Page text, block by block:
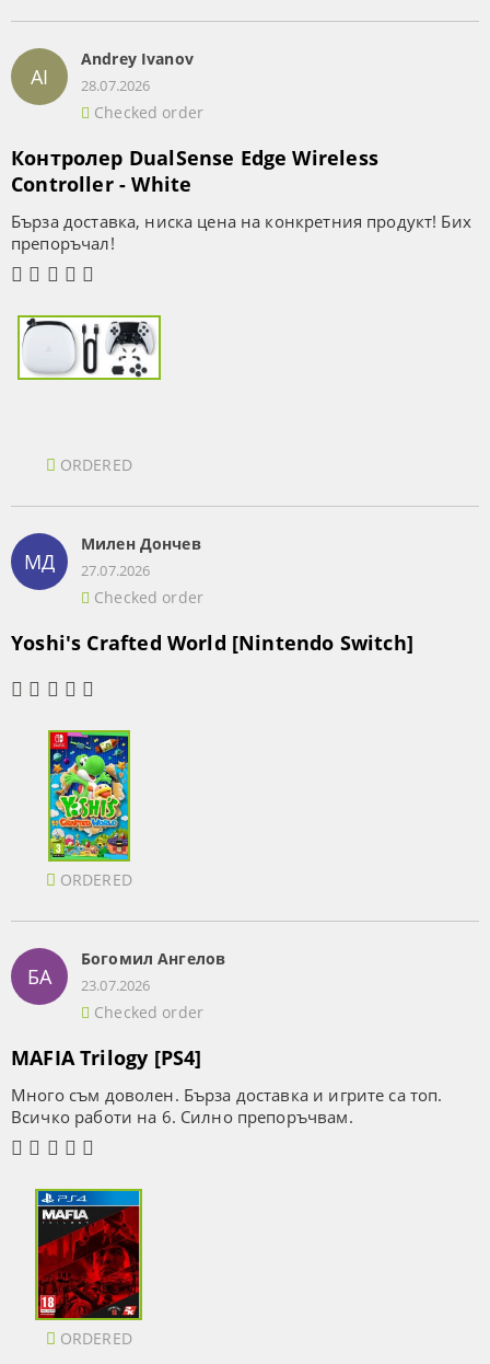
AI
Andrey Ivanov
28.07.2026
Checked order
Контролер DualSense Edge Wireless
Controller - White
Бърза доставка, ниска цена на конкретния продукт! Бих
препоръчал!
ORDERED
МД
Милен Дончев
27.07.2026
Checked order
Yoshi's Crafted World [Nintendo Switch]
ORDERED
БА
Богомил Ангелов
23.07.2026
Checked order
MAFIA Trilogy [PS4]
Много съм доволен. Бърза доставка и игрите са топ.
Всичко работи на 6. Силно препоръчвам.
ORDERED